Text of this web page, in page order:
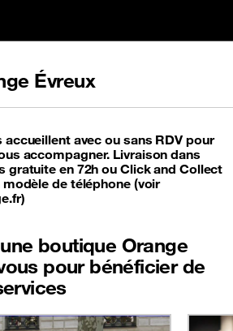
Évreux
avec ou sans RDV pour
accompagner. Livraison dans
gratuite en 72h ou Click and Collect
de téléphone (voir
boutique Orange
pour bénéficier de